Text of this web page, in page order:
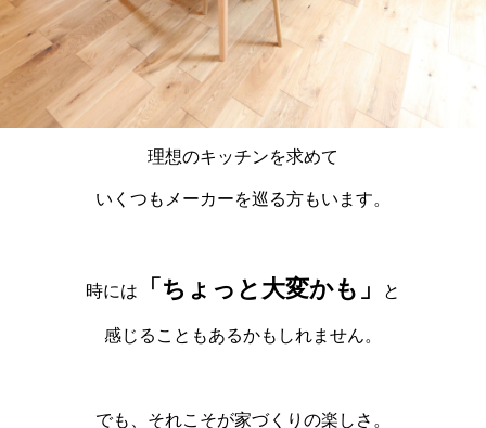
理想のキッチンを求めて
いくつもメーカーを巡る方もいます。
時には 「ちょっと大変かも」 と
感じることもあるかもしれません。
でも、それこそが家づくりの楽しさ。